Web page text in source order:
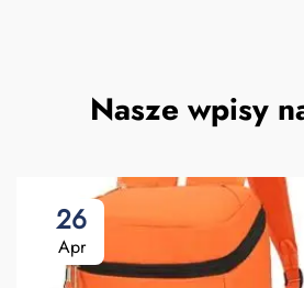
Nasze wpisy
26
Apr